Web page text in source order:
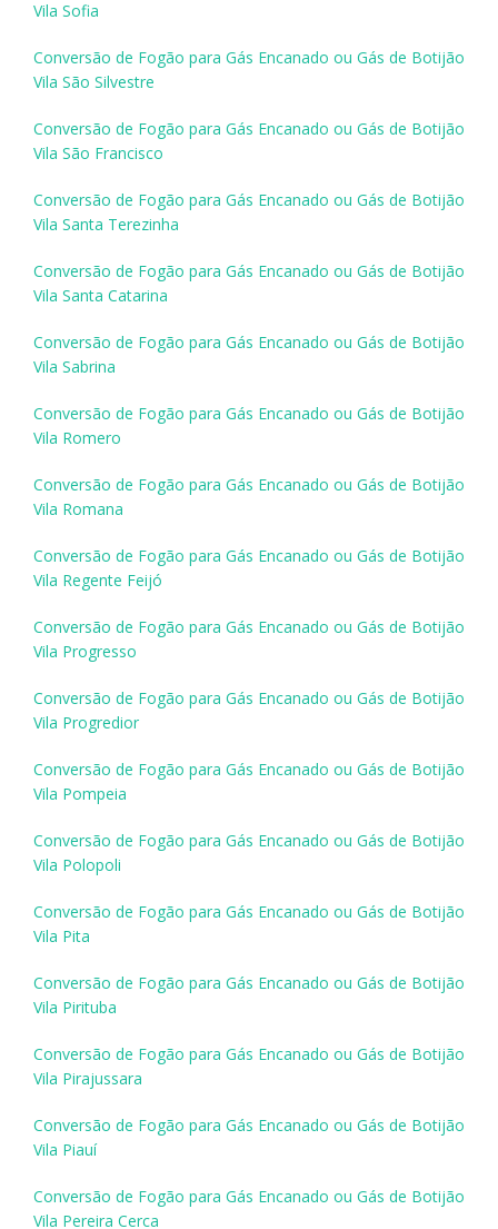
Vila Sofia
Conversão de Fogão para Gás Encanado ou Gás de Botijão
Vila São Silvestre
Conversão de Fogão para Gás Encanado ou Gás de Botijão
Vila São Francisco
Conversão de Fogão para Gás Encanado ou Gás de Botijão
Vila Santa Terezinha
Conversão de Fogão para Gás Encanado ou Gás de Botijão
Vila Santa Catarina
Conversão de Fogão para Gás Encanado ou Gás de Botijão
Vila Sabrina
Conversão de Fogão para Gás Encanado ou Gás de Botijão
Vila Romero
Conversão de Fogão para Gás Encanado ou Gás de Botijão
Vila Romana
Conversão de Fogão para Gás Encanado ou Gás de Botijão
Vila Regente Feijó
Conversão de Fogão para Gás Encanado ou Gás de Botijão
Vila Progresso
Conversão de Fogão para Gás Encanado ou Gás de Botijão
Vila Progredior
Conversão de Fogão para Gás Encanado ou Gás de Botijão
Vila Pompeia
Conversão de Fogão para Gás Encanado ou Gás de Botijão
Vila Polopoli
Conversão de Fogão para Gás Encanado ou Gás de Botijão
Vila Pita
Conversão de Fogão para Gás Encanado ou Gás de Botijão
Vila Pirituba
Conversão de Fogão para Gás Encanado ou Gás de Botijão
Vila Pirajussara
Conversão de Fogão para Gás Encanado ou Gás de Botijão
Vila Piauí
Conversão de Fogão para Gás Encanado ou Gás de Botijão
Vila Pereira Cerca